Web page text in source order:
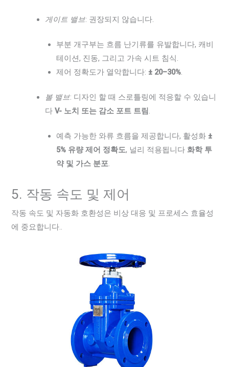
게이트 밸브: 권장되지 않습니다.
부분 개구부는 흐름 난기류를 유발합니다, 캐비
테이션, 진동, 그리고 가속 시트 침식.
제어 정확도가 열악합니다: ± 20–30%.
볼 밸브: 디자인 할 때 스로틀링에 적응할 수 있습니
다V- 노치 또는 감소 포트 트림 .
예측 가능한 와류 흐름을 제공합니다, 활성화 ±
5% 유량 제어 정확도, 널리 적용됩니다 화학 투
약 및 가스 분포.
5. 작동 속도 및 제어
작동 속도 및 자동화 호환성은 비상 대응 및 프로세스 효율성
에 중요합니다..